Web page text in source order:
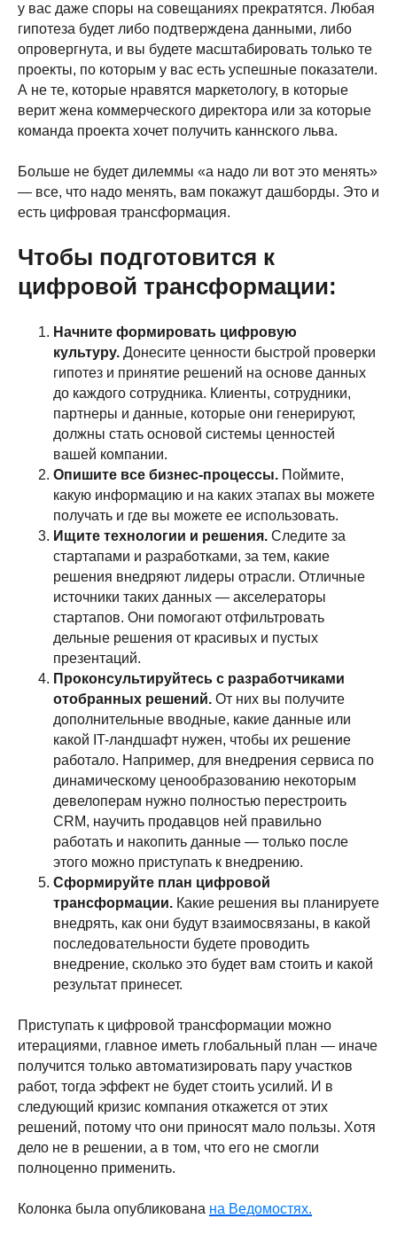
у вас даже споры на совещаниях прекратятся. Любая
гипотеза будет либо подтверждена данными, либо
опровергнута, и вы будете масштабировать только те
проекты, по которым у вас есть успешные показатели.
А не те, которые нравятся маркетологу, в которые
верит жена коммерческого директора или за которые
команда проекта хочет получить каннского льва.
Больше не будет дилеммы «а надо ли вот это менять»
— все, что надо менять, вам покажут дашборды. Это и
есть цифровая трансформация.
Чтобы подготовится к
цифровой трансформации:
Начните формировать цифровую
культуру. Донесите ценности быстрой проверки
гипотез и принятие решений на основе данных
до каждого сотрудника. Клиенты, сотрудники,
партнеры и данные, которые они генерируют,
должны стать основой системы ценностей
вашей компании.
Опишите все бизнес-процессы. Поймите,
какую информацию и на каких этапах вы можете
получать и где вы можете ее использовать.
Ищите технологии и решения. Следите за
стартапами и разработками, за тем, какие
решения внедряют лидеры отрасли. Отличные
источники таких данных — акселераторы
стартапов. Они помогают отфильтровать
дельные решения от красивых и пустых
презентаций.
Проконсультируйтесь с разработчиками
отобранных решений. От них вы получите
дополнительные вводные, какие данные или
какой IT-ландшафт нужен, чтобы их решение
работало. Например, для внедрения сервиса по
динамическому ценообразованию некоторым
девелоперам нужно полностью перестроить
CRM, научить продавцов ней правильно
работать и накопить данные — только после
этого можно приступать к внедрению.
Сформируйте план цифровой
трансформации. Какие решения вы планируете
внедрять, как они будут взаимосвязаны, в какой
последовательности будете проводить
внедрение, сколько это будет вам стоить и какой
результат принесет.
Приступать к цифровой трансформации можно
итерациями, главное иметь глобальный план — иначе
получится только автоматизировать пару участков
работ, тогда эффект не будет стоить усилий. И в
следующий кризис компания откажется от этих
решений, потому что они приносят мало пользы. Хотя
дело не в решении, а в том, что его не смогли
полноценно применить.
Колонка была опубликована на Ведомостях.